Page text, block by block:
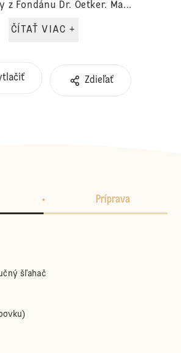
z Fondánu Dr. Oetker. Ma...
ČÍTAŤ VIAC +
Zdieľať
Príprava
šľahač
)